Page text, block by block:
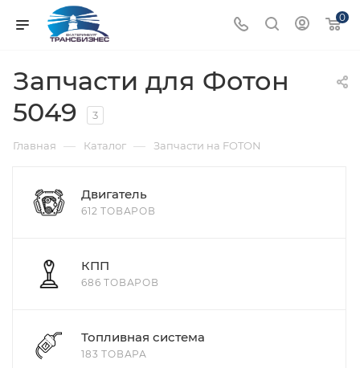
0
Запчасти для Фотон
5049
3
Главная — Каталог — Запчасти на FOTON
Двигатель
612 ТОВАРОВ
КПП
686 ТОВАРОВ
Топливная система
183 ТОВАРА